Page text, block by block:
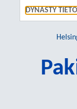
DYNASTY